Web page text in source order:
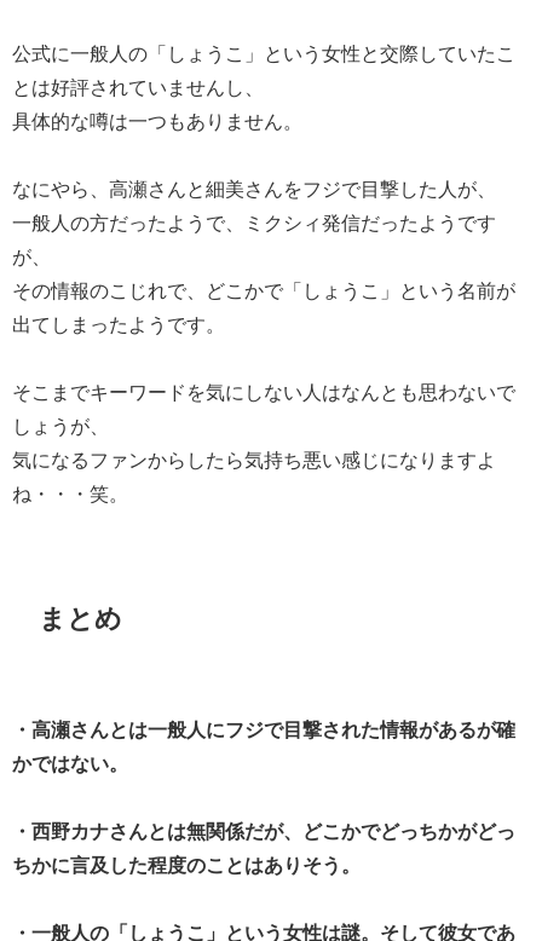
公式に一般人の「しょうこ」という女性と交際していたこ
とは好評されていませんし、
具体的な噂は一つもありません。
なにやら、高瀬さんと細美さんをフジで目撃した人が、
一般人の方だったようで、ミクシィ発信だったようです
が、
その情報のこじれで、どこかで「しょうこ」という名前が
出てしまったようです。
そこまでキーワードを気にしない人はなんとも思わないで
しょうが、
気になるファンからしたら気持ち悪い感じになりますよ
ね・・・笑。
まとめ
・高瀬さんとは一般人にフジで目撃された情報があるが確
かではない。
・西野カナさんとは無関係だが、どこかでどっちかがどっ
ちかに言及した程度のことはありそう。
・一般人の「しょうこ」という女性は謎。そして彼女であ